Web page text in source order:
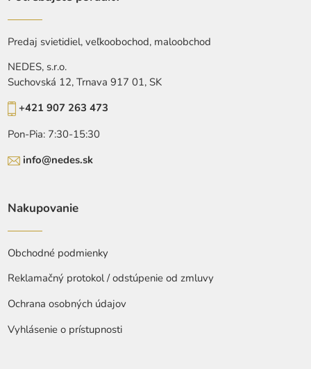
Predaj svietidiel, veľkoobochod, maloobchod
NEDES, s.r.o.
Suchovská 12, Trnava 917 01, SK
+421 907 263 473
Pon-Pia: 7:30-15:30
info@nedes.sk
Nakupovanie
Obchodné podmienky
Reklamačný protokol / odstúpenie od zmluvy
Ochrana osobných údajov
Vyhlásenie o prístupnosti